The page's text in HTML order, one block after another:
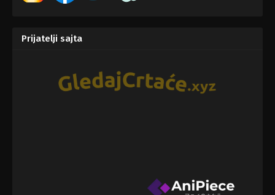
Prijatelji sajta